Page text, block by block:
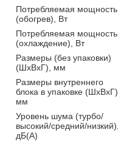
Потребляемая мощность
(обогрев), Вт
Потребляемая мощность
(охлаждение), Вт
Размеры (без упаковки)
(ШхВхГ), мм
Размеры внутреннего
блока в упаковке (ШхВхГ),
мм
Уровень шума (турбо/
высокий/средний/низкий),
дБ(А)